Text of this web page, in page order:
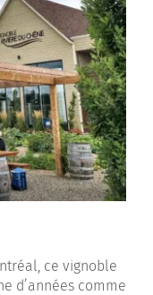
ce vignoble
d’années comme